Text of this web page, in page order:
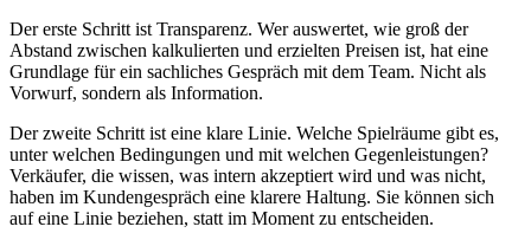
Der erste Schritt ist Transparenz. Wer auswertet, wie groß der
Abstand zwischen kalkulierten und erzielten Preisen ist, hat eine
Grundlage für ein sachliches Gespräch mit dem Team. Nicht als
Vorwurf, sondern als Information.
Der zweite Schritt ist eine klare Linie. Welche Spielräume gibt es,
unter welchen Bedingungen und mit welchen Gegenleistungen?
Verkäufer, die wissen, was intern akzeptiert wird und was nicht,
haben im Kundengespräch eine klarere Haltung. Sie können sich
auf eine Linie beziehen, statt im Moment zu entscheiden.